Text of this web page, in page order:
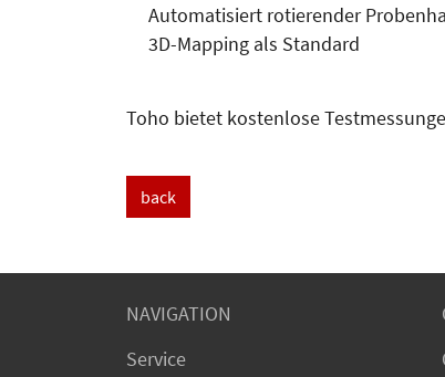
Automatisiert rotierender
3D-Mapping als Standard
Toho bietet kostenlose
back
NAVIGATION
Service